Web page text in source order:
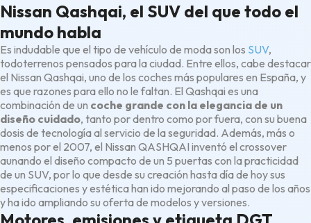
Nissan Qashqai, el SUV del que todo el
mundo habla
Es indudable que el tipo de vehículo de moda son los SUV,
todoterrenos pensados para la ciudad. Entre ellos, cabe destacar
el Nissan Qashqai, uno de los coches más populares en España, y
es que razones para ello no le faltan. El Qashqai es una
combinación de un coche grande con la elegancia de un
diseño cuidado, tanto por dentro como por fuera, con su buena
dosis de tecnología al servicio de la seguridad. Además, más o
menos por el 2007, el Nissan QASHQAI inventó el crossover
aunando el diseño compacto de un 5 puertas con la practicidad
de un SUV, por lo que desde su creación hasta día de hoy sus
especificaciones y estética han ido mejorando al paso de los años
y ha ido ampliando su oferta de modelos y versiones.